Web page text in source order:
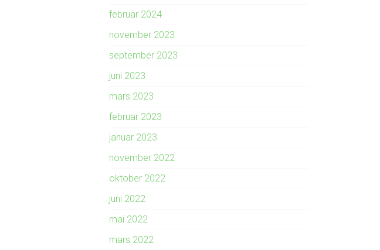
februar 2024
november 2023
september 2023
juni 2023
mars 2023
februar 2023
januar 2023
november 2022
oktober 2022
juni 2022
mai 2022
mars 2022